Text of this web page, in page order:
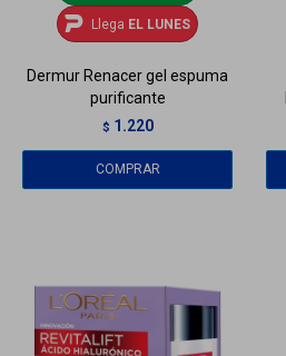
Llega EL LUNES
Dermur Renacer gel espuma
purificante
$ 1.220